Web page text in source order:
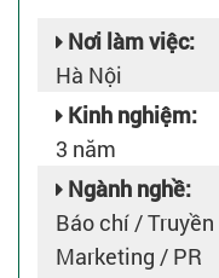
Nơi làm việc:
Hà Nội
Kinh nghiệm:
3 năm
Ngành nghề:
Báo chí /
Marketing / PR